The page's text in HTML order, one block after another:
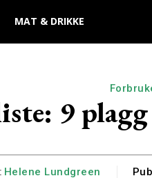
MAT & DRIKKE
9
Helene Lundgreen